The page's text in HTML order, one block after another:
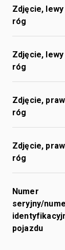
Zdjęcie,
róg
Zdjęcie,
róg
Zdjęcie,
róg
Zdjęcie,
róg
Numer
seryjny/
pojazdu